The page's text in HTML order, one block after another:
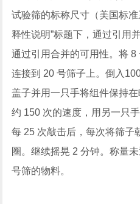
试验筛的标称尺寸（美国标
释性说明”标题下，通过引用
通过引用合并的可用性。将
连接到 20 号筛子上。倒入
盖子并用一只手将组件保持
约 150 次的速度，用另一只
每 25 次敲击后，每次将筛子
圈。继续摇晃 2 分钟。称量
号筛的物料。